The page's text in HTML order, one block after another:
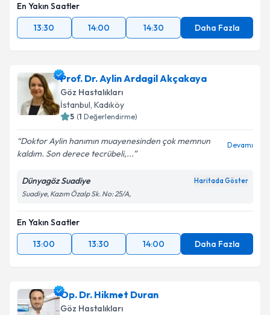
En Yakın Saatler
13:30
14:00 14:30 Daha Fazla
Prof. Dr. Aylin Ardagil Akçakaya
Göz Hastalıkları
İstanbul, Kadıköy
5 (1 Değerlendirme)
Doktor Aylin hanımın muayenesinden çok memnun
kaldım. Son derece tecrübeli,...
Devamı
Dünyagöz Suadiye Haritada Göster
Suadiye, Kazım Özalp Sk. No: 25/A,
En Yakın Saatler
13:00
13:30 14:00 Daha Fazla
Op. Dr. Hikmet Duran
Göz Hastalıkları